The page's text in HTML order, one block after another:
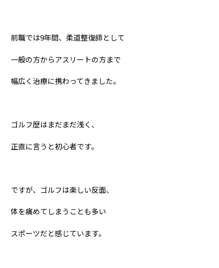
前職では9年間、柔道整復師として
一般の方からアスリートの方まで
幅広く治療に携わってきました。
ゴルフ歴はまだまだ浅く、
正直に言うと初心者です。
ですが、ゴルフは楽しい反面、
体を痛めてしまうことも多い
スポーツだと感じています。